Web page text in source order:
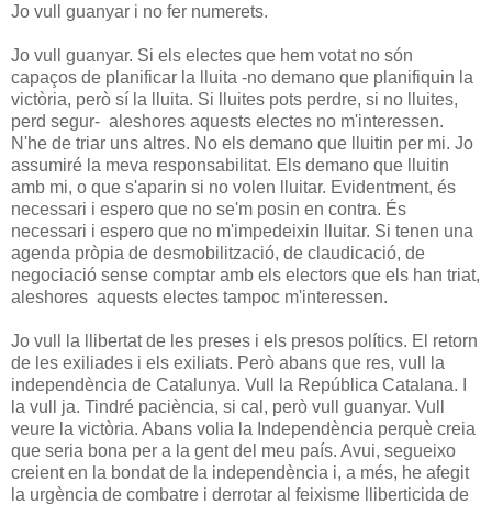
Jo vull guanyar i no fer numerets.
Jo vull guanyar. Si els electes que hem votat no són
capaços de planificar la lluita -no demano que planifiquin la
victòria, però sí la lluita. Si lluites pots perdre, si no lluites,
perd segur- aleshores aquests electes no m'interessen.
N'he de triar uns altres. No els demano que lluitin per mi. Jo
assumiré la meva responsabilitat. Els demano que lluitin
amb mi, o que s'aparin si no volen lluitar. Evidentment, és
necessari i espero que no se'm posin en contra. És
necessari i espero que no m'impedeixin lluitar. Si tenen una
agenda pròpia de desmobilització, de claudicació, de
negociació sense comptar amb els electors que els han triat,
aleshores aquests electes tampoc m'interessen.
Jo vull la llibertat de les preses i els presos polítics. El retorn
de les exiliades i els exiliats. Però abans que res, vull la
independència de Catalunya. Vull la República Catalana. I
la vull ja. Tindré paciència, si cal, però vull guanyar. Vull
veure la victòria. Abans volia la Independència perquè creia
que seria bona per a la gent del meu país. Avui, segueixo
creient en la bondat de la independència i, a més, he afegit
la urgència de combatre i derrotar al feixisme lliberticida de